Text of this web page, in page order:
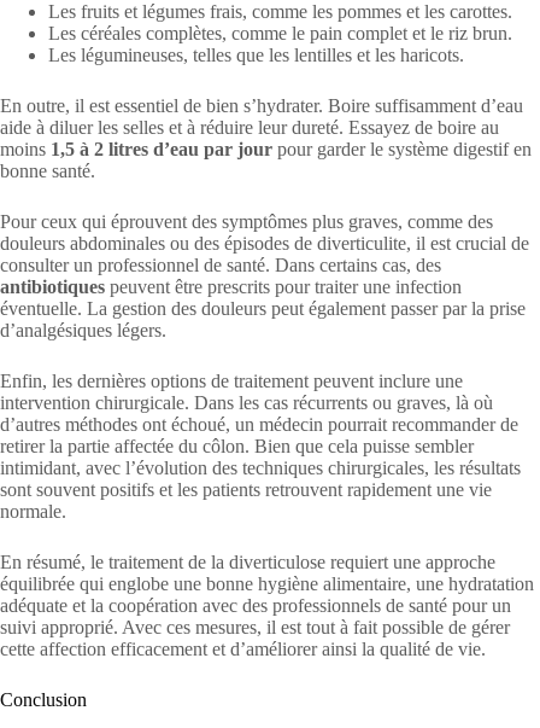
Les fruits et légumes frais, comme les pommes et les carottes.
Les céréales complètes, comme le pain complet et le riz brun.
Les légumineuses, telles que les lentilles et les haricots.
En outre, il est essentiel de bien s’hydrater. Boire suffisamment d’eau
aide à diluer les selles et à réduire leur dureté. Essayez de boire au
moins 1,5 à 2 litres d’eau par jour pour garder le système digestif en
bonne santé.
Pour ceux qui éprouvent des symptômes plus graves, comme des
douleurs abdominales ou des épisodes de diverticulite, il est crucial de
consulter un professionnel de santé. Dans certains cas, des
antibiotiques peuvent être prescrits pour traiter une infection
éventuelle. La gestion des douleurs peut également passer par la prise
d’analgésiques légers.
Enfin, les dernières options de traitement peuvent inclure une
intervention chirurgicale. Dans les cas récurrents ou graves, là où
d’autres méthodes ont échoué, un médecin pourrait recommander de
retirer la partie affectée du côlon. Bien que cela puisse sembler
intimidant, avec l’évolution des techniques chirurgicales, les résultats
sont souvent positifs et les patients retrouvent rapidement une vie
normale.
En résumé, le traitement de la diverticulose requiert une approche
équilibrée qui englobe une bonne hygiène alimentaire, une hydratation
adéquate et la coopération avec des professionnels de santé pour un
suivi approprié. Avec ces mesures, il est tout à fait possible de gérer
cette affection efficacement et d’améliorer ainsi la qualité de vie.
Conclusion